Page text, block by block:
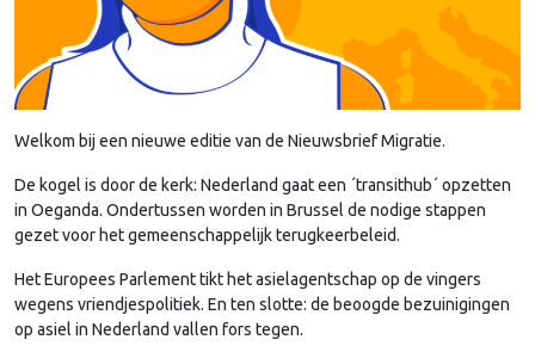
Welkom bij een nieuwe editie van de Nieuwsbrief Migratie.
De kogel is door de kerk: Nederland gaat een ´transithub´ opzetten
in Oeganda. Ondertussen worden in Brussel de nodige stappen
gezet voor het gemeenschappelijk terugkeerbeleid.
Het Europees Parlement tikt het asielagentschap op de vingers
wegens vriendjespolitiek. En ten slotte: de beoogde bezuinigingen
op asiel in Nederland vallen fors tegen.